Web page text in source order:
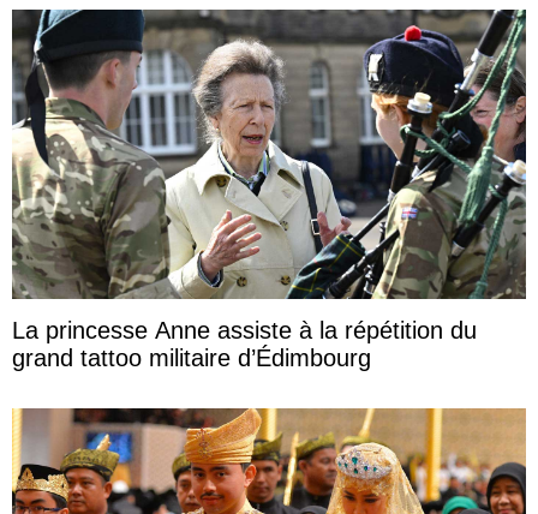
La princesse Anne assiste à la répétition du
grand tattoo militaire d’Édimbourg